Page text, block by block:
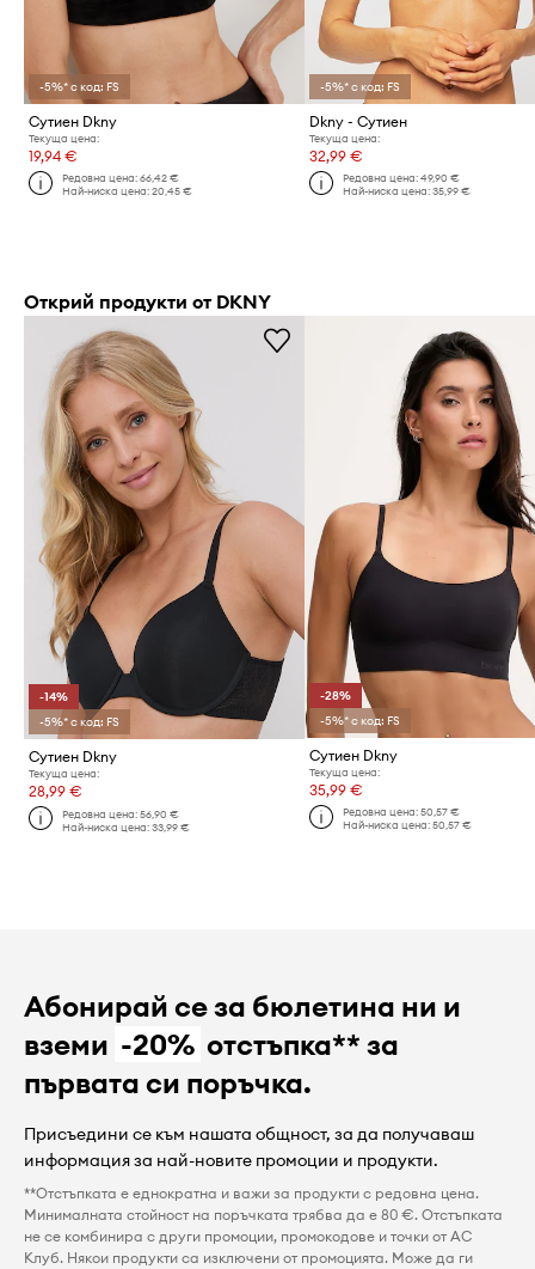
-5%* с код: FS
Сутиен Dkny
Текуща цена:
19,94 €
Редовна цена:66,42 €
Най-ниска цена:20,45 €
-5%* с код: FS
Dkny - Сутиен
Текуща цена:
32,99 €
Редовна цена: 49,90 €
Най-ниска цена: 35,99 €
Открий продукти от DKNY
-14%
-5%* с код: FS
Сутиен Dkny
Текуща цена:
28,99 €
Редовна цена:56,90 €
Най-ниска цена:33,99 €
-28%
-5%* с код: FS
Сутиен Dkny
Текуща цена:
35,99 €
Редовна цена: 50,57 €
Най-ниска цена: 50,57 €
Абонирай се за бюлетина ни и
вземи -20% отстъпка** за
първата си поръчка.
Присъедини се към нашата общност, за да получаваш
информация за най-новите промоции и продукти.
**Отстъпката е еднократна и важи за продукти с редовна цена.
Минималната стойност на поръчката трябва да е 80 €. Отстъпката
не се комбинира с други промоции, промокодове и точки от AC
Клуб. Някои продукти са изключени от промоцията. Може да ги